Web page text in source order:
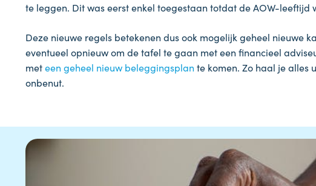
te leggen. Dit was eerst enkel toegestaan totdat de AOW-leeftijd
Deze nieuwe regels betekenen dus ook mogelijk geheel nieuwe
eventueel opnieuw om de tafel te gaan met een financieel
meteen geheel nieuw beleggingsplan te komen. Zo haal je alles
onbenut.